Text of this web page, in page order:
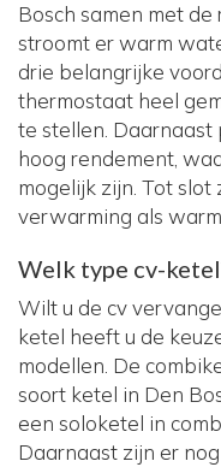
Bosch samen met
stroomt er warm
drie belangrijke
thermostaat heel
te stellen. Daarnaast
hoog rendement,
mogelijk zijn. Tot
verwarming als
Welk type cv-
Wilt u de cv
ketel heeft u de
modellen. De
soort ketel in Den
een soloketel in
Daarnaast zijn er